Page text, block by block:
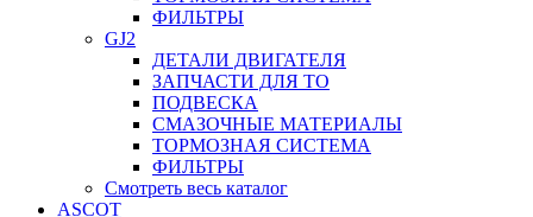
ФИЛЬТРЫ
GJ2
ДЕТАЛИ ДВИГАТЕЛЯ
ЗАПЧАСТИ ДЛЯ ТО
ПОДВЕСКА
СМАЗОЧНЫЕ МАТЕРИАЛЫ
ТОРМОЗНАЯ СИСТЕМА
ФИЛЬТРЫ
Смотреть весь каталог
ASCOT